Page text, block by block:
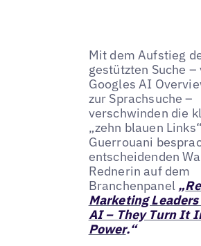
Mit dem Aufstieg
gestützten Suche –
Googles AI
zur Sprachsuche –
verschwinden die
„zehn blauen
Guerrouani
entscheidenden
Rednerin auf dem
Branchenpanel „
Marketing Leaders
AI – They Turn It
Power.“